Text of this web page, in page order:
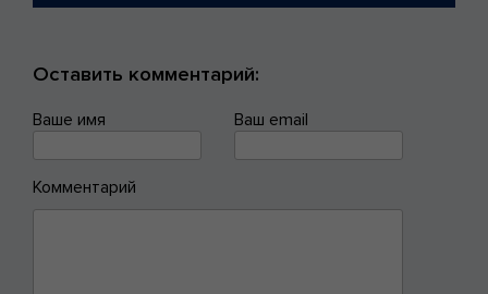
Оставить комментарий:
Ваше имя Ваш email
Комментарий